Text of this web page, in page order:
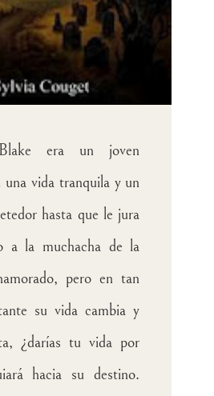
era un joven
una vida tranquila y un
hasta que le jura
a la muchacha de la
pero en tan
su vida cambia y
¿darías tu vida por
hacia su destino.